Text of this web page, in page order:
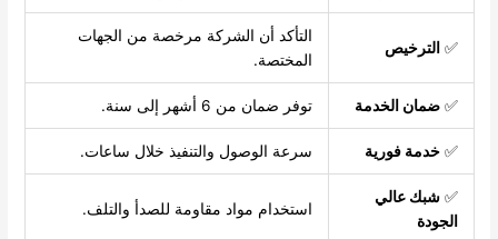
✅ الترخيص
التأكد أن الشركة مرخصة من الجهات
المختصة.
✅ ضمان الخدمة توفر ضمان من 6 أشهر إلى سنة.
✅ خدمة فورية سرعة الوصول والتنفيذ خلال ساعات.
✅ شبك عالي
الجودة
استخدام مواد مقاومة للصدأ والتلف.